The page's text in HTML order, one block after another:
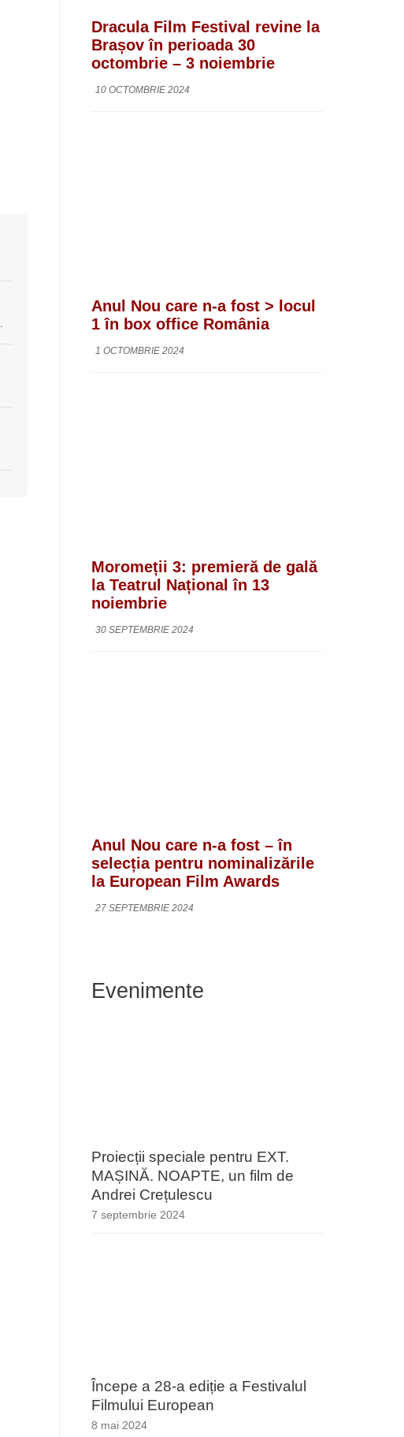
Dracula Film Festival revine la
Brașov în perioada 30
octombrie – 3 noiembrie
10 OCTOMBRIE 2024
Anul Nou care n-a fost > locul
1 în box office România
1 OCTOMBRIE 2024
Moromeții 3: premieră de gală
la Teatrul Național în 13
noiembrie
30 SEPTEMBRIE 2024
Anul Nou care n-a fost – în
selecția pentru nominalizările
la European Film Awards
27 SEPTEMBRIE 2024
Evenimente
Proiecții speciale pentru EXT.
MAȘINĂ. NOAPTE, un film de
Andrei Crețulescu
7 septembrie 2024
Începe a 28-a ediție a Festivalul
Filmului European
8 mai 2024